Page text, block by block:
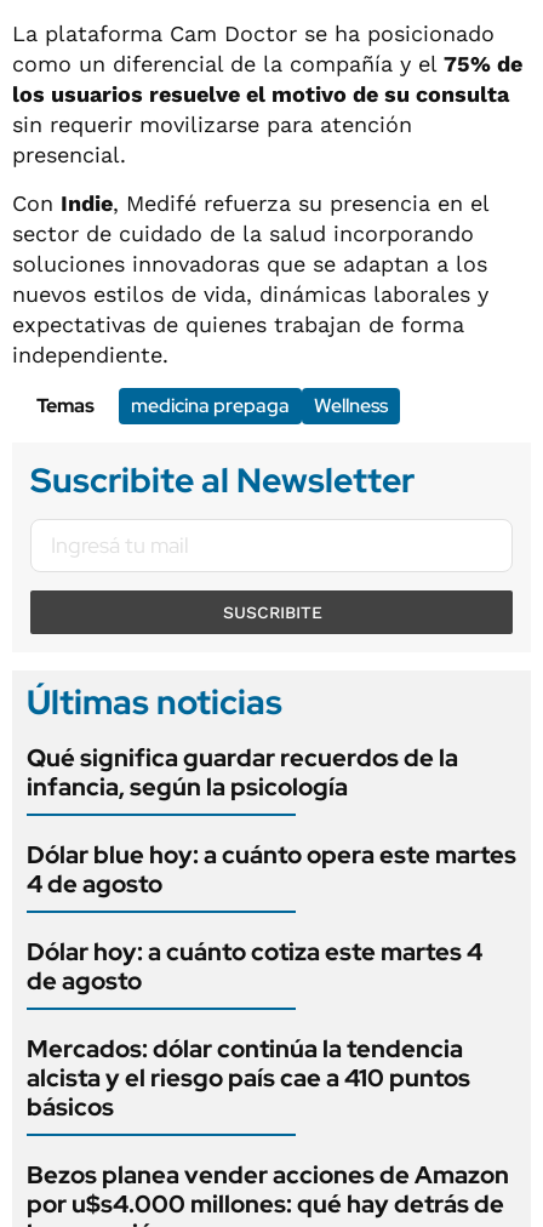
La plataforma Cam Doctor se ha posicionado
como un diferencial de la compañía y el 75% de
los usuarios resuelve el motivo de su consulta
sin requerir movilizarse para atención
presencial.
Con Indie, Medifé refuerza su presencia en el
sector de cuidado de la salud incorporando
soluciones innovadoras que se adaptan a los
nuevos estilos de vida, dinámicas laborales y
expectativas de quienes trabajan de forma
independiente.
Temas
medicina prepaga Wellness
Suscribite al Newsletter
SUSCRIBITE
Últimas noticias
Qué significa guardar recuerdos de la
infancia, según la psicología
Dólar blue hoy: a cuánto opera este martes
4 de agosto
Dólar hoy: a cuánto cotiza este martes 4
de agosto
Mercados: dólar continúa la tendencia
alcista y el riesgo país cae a 410 puntos
básicos
Bezos planea vender acciones de Amazon
por u$s4.000 millones: qué hay detrás de